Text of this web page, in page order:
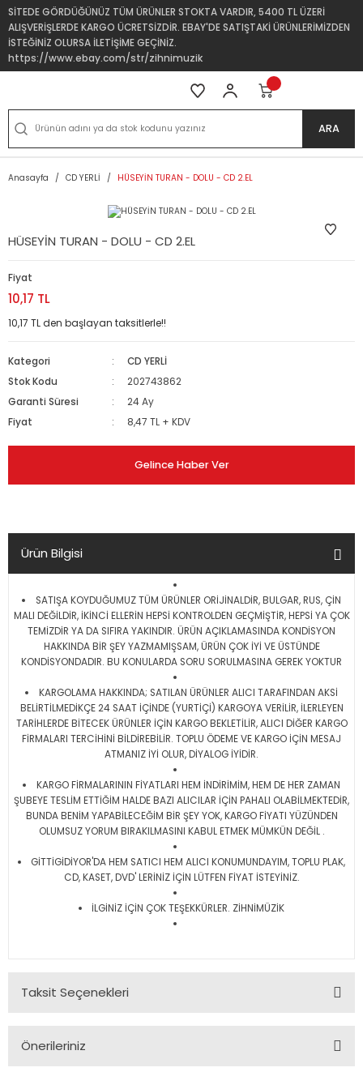
SİTEDE GÖRDÜĞÜNÜZ TÜM ÜRÜNLER STOKTA VARDIR, 5400 TL ÜZERİ
ALIŞVERİŞLERDE KARGO ÜCRETSİZDİR. EBAY'DE SATIŞTAKİ ÜRÜNLERİMİZDEN
İSTEĞİNİZ OLURSA İLETİŞİME GEÇİNİZ.
https://www.ebay.com/str/zihnimuzik
ARA
Anasayfa CD YERLİ HÜSEYİN TURAN - DOLU - CD 2.EL
HÜSEYİN TURAN - DOLU - CD 2.EL
Fiyat
10,17 TL
10,17 TL den başlayan taksitlerle!!
Kategori
CD YERLİ
Stok Kodu
202743862
Garanti Süresi
24 Ay
Fiyat
8,47 TL + KDV
Gelince Haber Ver
Ürün Bilgisi
SATIŞA KOYDUĞUMUZ TÜM ÜRÜNLER ORİJİNALDİR, BULGAR, RUS, ÇİN
MALI DEĞİLDİR, İKİNCİ ELLERİN HEPSİ KONTROLDEN GEÇMİŞTİR, HEPSİ YA ÇOK
TEMİZDİR YA DA SIFIRA YAKINDIR. ÜRÜN AÇIKLAMASINDA KONDİSYON
HAKKINDA BİR ŞEY YAZMAMIŞSAM, ÜRÜN ÇOK İYİ VE ÜSTÜNDE
KONDİSYONDADIR. BU KONULARDA SORU SORULMASINA GEREK YOKTUR
KARGOLAMA HAKKINDA; SATILAN ÜRÜNLER ALICI TARAFINDAN AKSİ
BELİRTİLMEDİKÇE 24 SAAT İÇİNDE (YURTİÇİ) KARGOYA VERİLİR, İLERLEYEN
TARİHLERDE BİTECEK ÜRÜNLER İÇİN KARGO BEKLETİLİR, ALICI DİĞER KARGO
FİRMALARI TERCİHİNİ BİLDİREBİLİR. TOPLU ÖDEME VE KARGO İÇİN MESAJ
ATMANIZ İYİ OLUR, DİYALOG İYİDİR.
KARGO FİRMALARININ FİYATLARI HEM İNDİRİMİM, HEM DE HER ZAMAN
ŞUBEYE TESLİM ETTİĞİM HALDE BAZI ALICILAR İÇİN PAHALI OLABİLMEKTEDİR,
BUNDA BENİM YAPABİLECEĞİM BİR ŞEY YOK, KARGO FİYATI YÜZÜNDEN
OLUMSUZ YORUM BIRAKILMASINI KABUL ETMEK MÜMKÜN DEĞİL .
GİTTİGİDİYOR'DA HEM SATICI HEM ALICI KONUMUNDAYIM, TOPLU PLAK,
CD, KASET, DVD' LERİNİZ İÇİN LÜTFEN FİYAT İSTEYİNİZ.
İLGİNİZ İÇİN ÇOK TEŞEKKÜRLER. ZİHNİMÜZİK
Taksit Seçenekleri
Önerileriniz